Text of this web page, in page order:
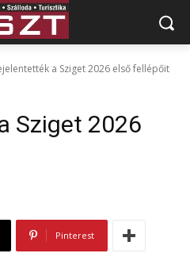
a Sziget 2026 első fellépőit
Sziget 2026
Pinterest